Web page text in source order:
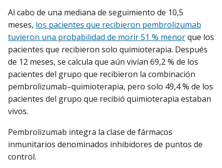
Al cabo de una mediana de seguimiento de 10,5
meses, los pacientes que recibieron pembrolizumab
tuvieron una probabilidad de morir 51 % menorque los
pacientes que recibieron solo quimioterapia. Después
de 12 meses, se calcula que aún vivían 69,2 % de los
pacientes del grupo que recibieron la combinación
pembrolizumab–quimioterapia, pero solo 49,4 % de los
pacientes del grupo que recibió quimioterapia estaban
vivos.
Pembrolizumab integra la clase de fármacos
inmunitarios denominados inhibidores de puntos de
control.